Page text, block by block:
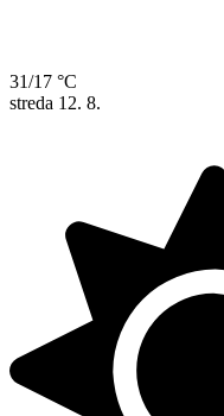
31/17 °C
streda 12. 8.